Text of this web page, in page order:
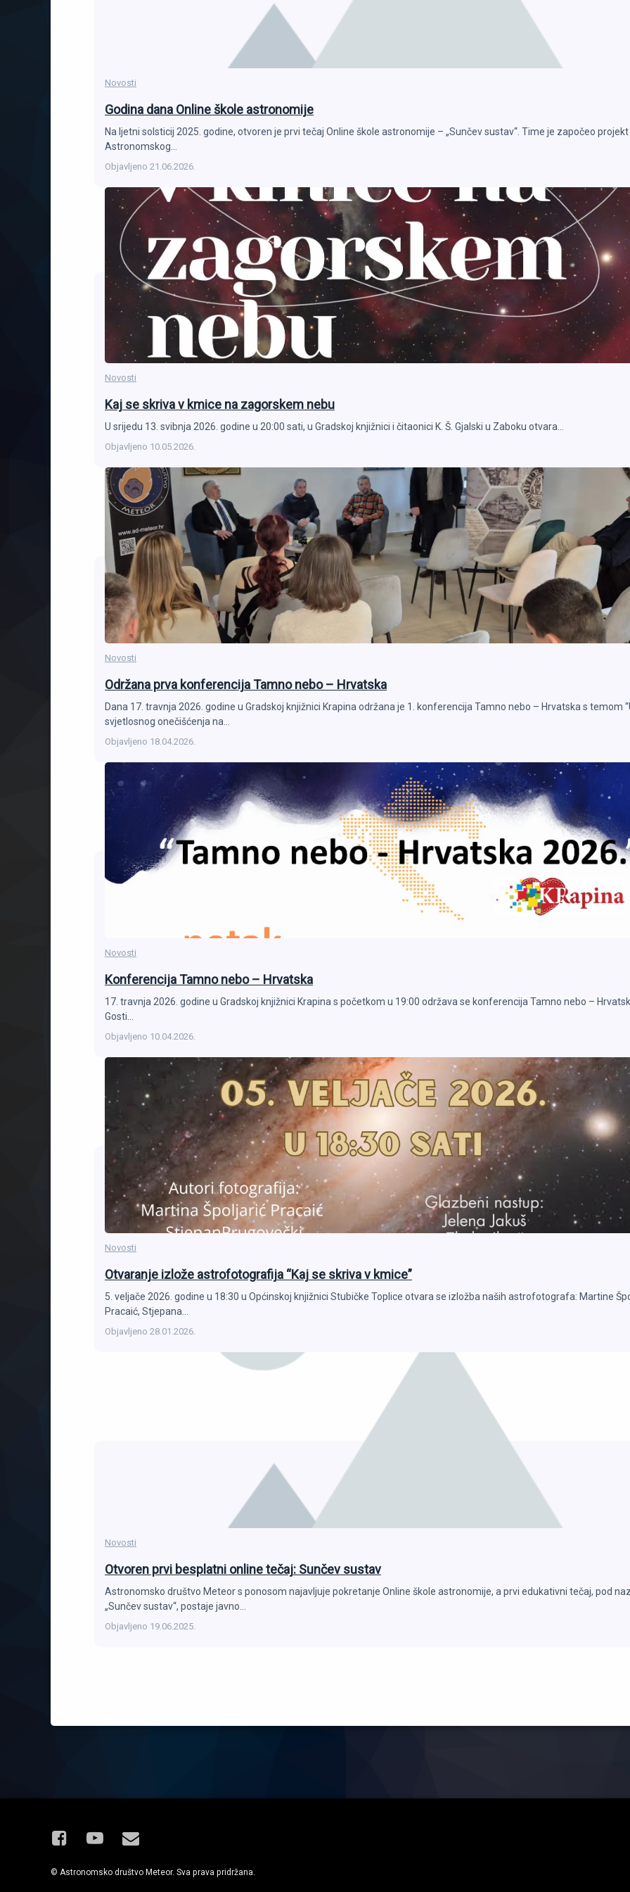
Novosti
Godina dana Online škole astronomije
Na ljetni solsticij 2025. godine, otvoren je prvi tečaj Online škole astronomije – „Sunčev sustav“. Time je započeo projekt
Astronomskog…
Objavljeno 21.06.2026.
Novosti
Kaj se skriva v kmice na zagorskem nebu
U srijedu 13. svibnja 2026. godine u 20:00 sati, u Gradskoj knjižnici i čitaonici K. Š. Gjalski u Zaboku otvara…
Objavljeno 10.05.2026.
Novosti
Održana prva konferencija Tamno nebo – Hrvatska
Dana 17. travnja 2026. godine u Gradskoj knjižnici Krapina održana je 1. konferencija Tamno nebo – Hrvatska s temom
svjetlosnog onečišćenja na…
Objavljeno 18.04.2026.
Novosti
Konferencija Tamno nebo – Hrvatska
17. travnja 2026. godine u Gradskoj knjižnici Krapina s početkom u 19:00 održava se konferencija Tamno nebo –
Gosti…
Objavljeno 10.04.2026.
Novosti
Otvaranje izlože astrofotografija “Kaj se skriva v kmice”
5. veljače 2026. godine u 18:30 u Općinskoj knjižnici Stubičke Toplice otvara se izložba naših astrofotografa: Martine
Pracaić, Stjepana…
Objavljeno 28.01.2026.
Novosti
Otvoren prvi besplatni online tečaj: Sunčev sustav
Astronomsko društvo Meteor s ponosom najavljuje pokretanje Online škole astronomije, a prvi edukativni tečaj, pod
„Sunčev sustav“, postaje javno…
Objavljeno 19.06.2025.
Facebook
YouTubeE-mail
© Astronomsko društvo Meteor. Sva prava pridržana.